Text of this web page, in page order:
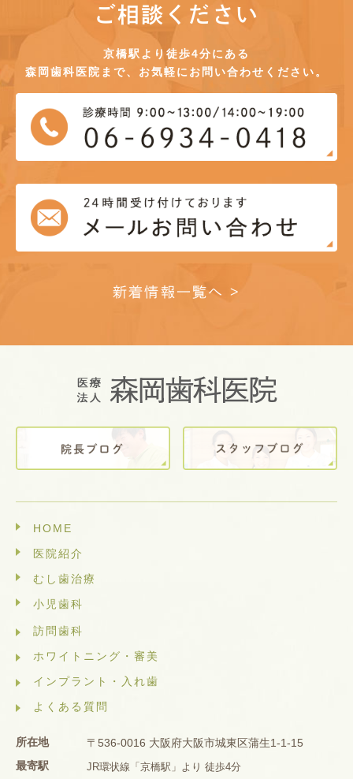
ご相談ください
京橋駅より徒歩4分にある
森岡歯科医院まで、お気軽にお問い合わせください。
新着情報一覧へ >
HOME
医院紹介
むし歯治療
小児歯科
訪問歯科
ホワイトニング・審美
インプラント・入れ歯
よくある質問
所在地
〒536-0016 大阪府大阪市城東区蒲生1-1-15
最寄駅
JR環状線「京橋駅」より 徒歩4分